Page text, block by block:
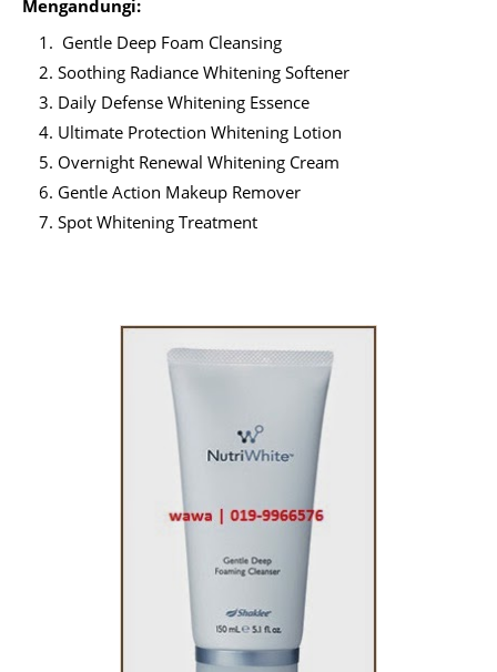
Mengandungi:
Gentle Deep Foam Cleansing
Soothing Radiance Whitening Softener
Daily Defense Whitening Essence
Ultimate Protection Whitening Lotion
Overnight Renewal Whitening Cream
Gentle Action Makeup Remover
Spot Whitening Treatment